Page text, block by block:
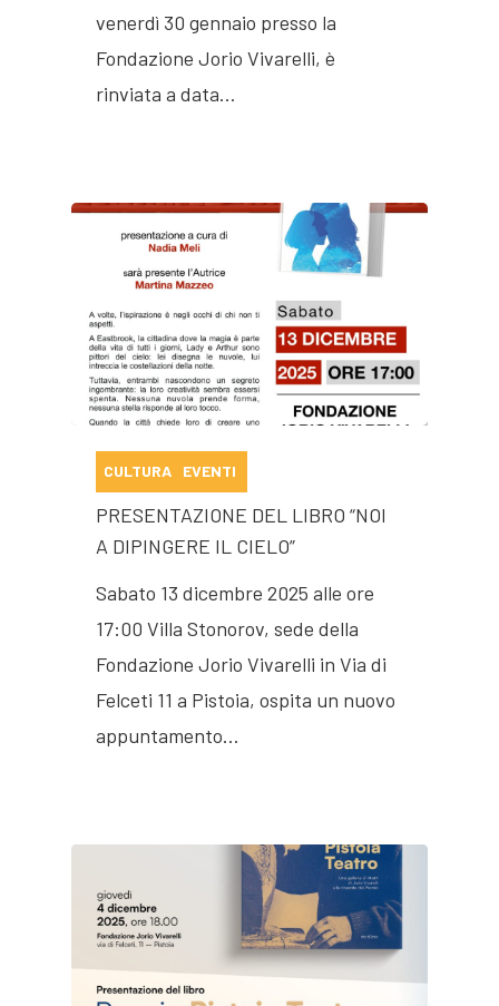
venerdì 30 gennaio presso la
Fondazione Jorio Vivarelli, è
rinviata a data…
CULTURA EVENTI
PRESENTAZIONE DEL LIBRO “NOI
A DIPINGERE IL CIELO”
Sabato 13 dicembre 2025 alle ore
17:00 Villa Stonorov, sede della
Fondazione Jorio Vivarelli in Via di
Felceti 11 a Pistoia, ospita un nuovo
appuntamento…